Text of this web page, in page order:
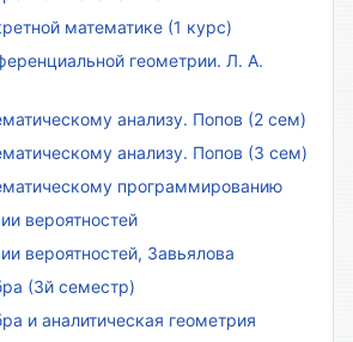
математике (1 курс)
геометрии. Л. А.
анализу. Попов (2 сем)
анализу. Попов (3 сем)
программированию
вероятностей
вероятностей, Завьялова
(3й семестр)
и аналитическая геометрия